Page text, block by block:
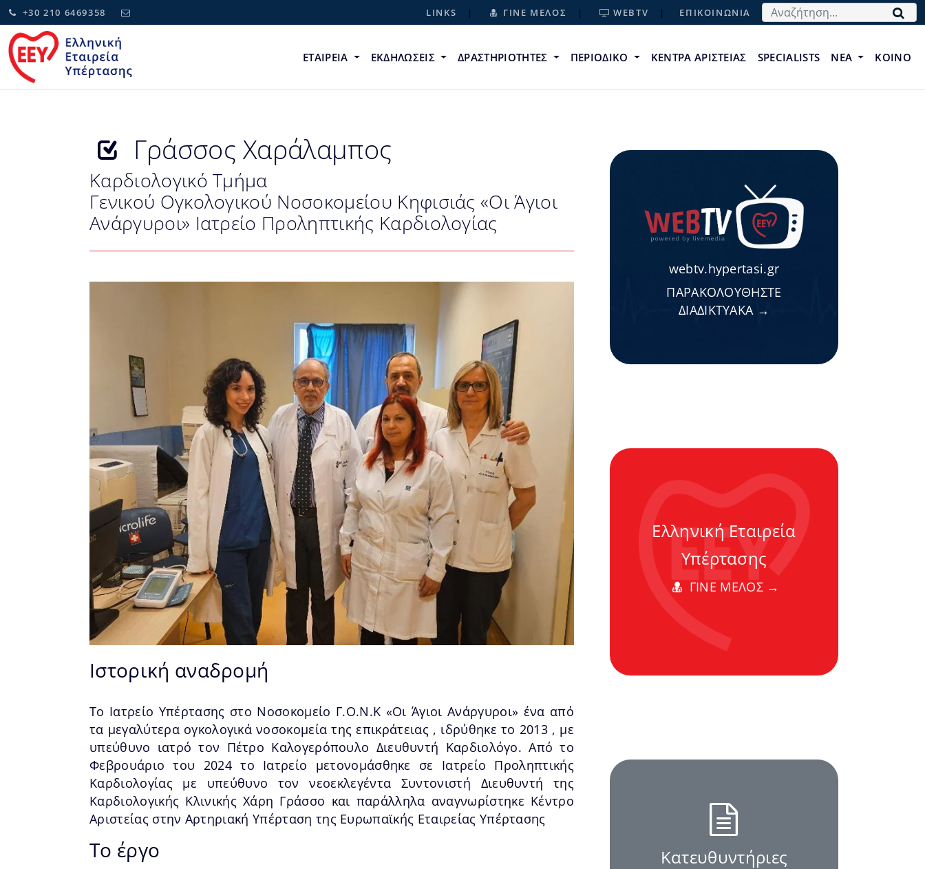
+30 210 6469358 LINKS ΓΙΝΕ ΜΕΛΟΣ WEBTV ΕΠΙΚΟΙΝΩΝΙΑ Αναζήτηση...
ΕΤΑΙΡΕΙΑ ΕΚΔΗΛΩΣΕΙΣ ΔΡΑΣΤΗΡΙΟΤΗΤΕΣ ΠΕΡΙΟΔΙΚΟ ΚΕΝΤΡΑ ΑΡΙΣΤΕΙΑΣ SPECIALISTS ΝΕΑ ΚΟΙΝΟ
Γράσσος Χαράλαμπος
Καρδιολογικό Τμήμα
Γενικού Ογκολογικού Νοσοκομείου Κηφισιάς «Οι Άγιοι
Ανάργυροι» Ιατρείο Προληπτικής Καρδιολογίας
Ιστορική αναδρομή
Το Ιατρείο Υπέρτασης στο Νοσοκομείο Γ.Ο.Ν.Κ «Οι Άγιοι Ανάργυροι» ένα από
τα μεγαλύτερα ογκολογικά νοσοκομεία της επικράτειας , ιδρύθηκε το 2013 , με
υπεύθυνο ιατρό τον Πέτρο Καλογερόπουλο Διευθυντή Καρδιολόγο. Από το
Φεβρουάριο του 2024 το Ιατρείο μετονομάσθηκε σε Ιατρείο Προληπτικής
Καρδιολογίας με υπεύθυνο τον νεοεκλεγέντα Συντονιστή Διευθυντή της
Καρδιολογικής Κλινικής Χάρη Γράσσο και παράλληλα αναγνωρίστηκε Κέντρο
Αριστείας στην Αρτηριακή Υπέρταση της Ευρωπαϊκής Εταιρείας Υπέρτασης
To έργο
webtv.hypertasi.gr
ΠΑΡΑΚΟΛΟΥΘΗΣΤΕ
ΔΙΑΔΙΚΤΥΑΚΑ →
Ελληνική Εταιρεία
Υπέρτασης
ΓΙΝΕ ΜΕΛΟΣ →
Κατευθυντήριες